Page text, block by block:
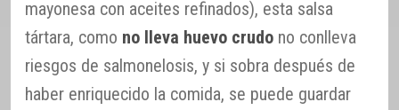
mayonesa con aceites refinados), esta salsa
tártara, como no lleva huevo crudo no conlleva
riesgos de salmonelosis, y si sobra después de
haber enriquecido la comida, se puede guardar